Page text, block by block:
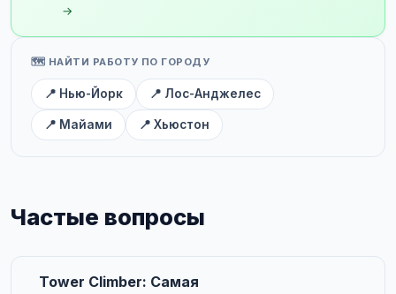
→
🗺️ НАЙТИ РАБОТУ ПО ГОРОДУ
📍 Нью-Йорк 📍 Лос-Анджелес
📍 Майами 📍 Хьюстон
Частые вопросы
Tower Climber: Самая